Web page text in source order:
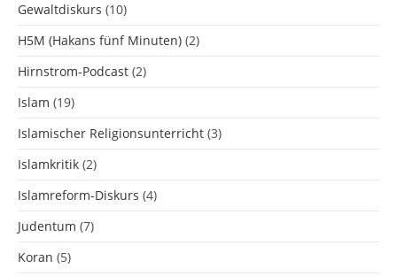
Gewaltdiskurs (10)
H5M (Hakans fünf Minuten) (2)
Hirnstrom-Podcast (2)
Islam (19)
Islamischer Religionsunterricht (3)
Islamkritik (2)
Islamreform-Diskurs (4)
Judentum (7)
Koran (5)